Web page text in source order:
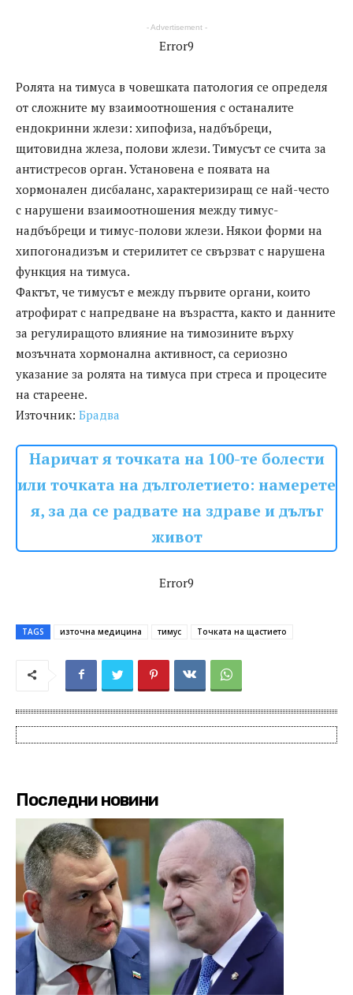
- Advertisement -
Error9
Ролята на тимуса в човешката патология се определя
от сложните му взаимоотношения с останалите
ендокринни жлези: хипофиза, надбъбреци,
щитовидна жлеза, полови жлези. Тимусът се счита за
антистресов орган. Установена е появата на
хормонален дисбаланс, характеризиращ се най-често
с нарушени взаимоотношения между тимус-
надбъбреци и тимус-полови жлези. Някои форми на
хипогонадизъм и стерилитет се свързват с нарушена
функция на тимуса.
Фактът, че тимусът е между първите органи, които
атрофират с напредване на възрастта, както и данните
за регулиращото влияние на тимозините върху
мозъчната хормонална активност, са сериозно
указание за ролята на тимуса при стреса и процесите
на стареене.
Източник: Брадва
Наричат я точката на 100-те болести
или точката на дълголетието: намерете
я, за да се радвате на здраве и дълъг
живот
Error9
TAGS източна медицина тимус Точката на щастието
Последни новини